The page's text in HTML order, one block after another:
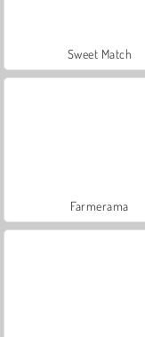
Sweet Match
Farmerama